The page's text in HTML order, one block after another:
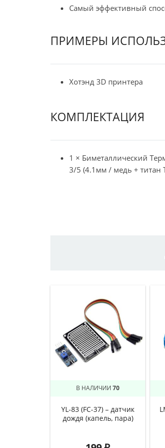
Самый эффективный
ПРИМЕРЫ
Хотэнд 3D принтера
КОМПЛЕКТАЦИЯ
1 × Биметаллический
3/5 (4.1мм / медь + титан
В НАЛИЧИИ 70
YL-83 (FC-37) – датчик
дождя (капель, пара)